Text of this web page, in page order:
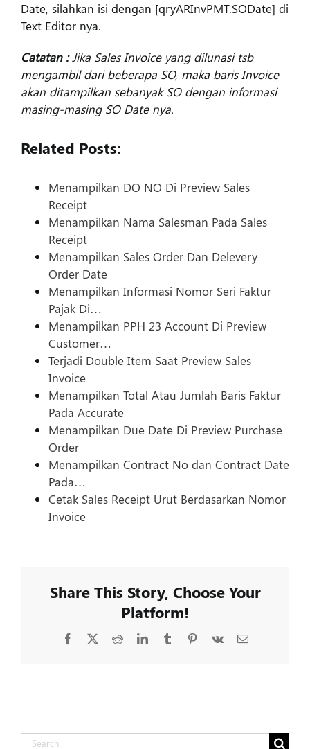
Date, silahkan isi dengan [qryARInvPMT.SODate] di
Text Editor nya.
Catatan :Jika Sales Invoice yang dilunasi tsb
mengambil dari beberapa SO, maka baris Invoice
akan ditampilkan sebanyak SO dengan informasi
masing-masing SO Date nya.
Related Posts:
Menampilkan DO NO Di Preview Sales
Receipt
Menampilkan Nama Salesman Pada Sales
Receipt
Menampilkan Sales Order Dan Delevery
Order Date
Menampilkan Informasi Nomor Seri Faktur
Pajak Di…
Menampilkan PPH 23 Account Di Preview
Customer…
Terjadi Double Item Saat Preview Sales
Invoice
Menampilkan Total Atau Jumlah Baris Faktur
Pada Accurate
Menampilkan Due Date Di Preview Purchase
Order
Menampilkan Contract No dan Contract Date
Pada…
Cetak Sales Receipt Urut Berdasarkan Nomor
Invoice
Share This Story, Choose Your
Platform!
Facebook
X RedditLinkedInTumblrPinterest
Vk Email
Search